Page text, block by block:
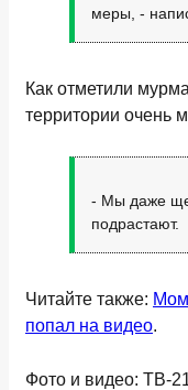
меры, -
Как отметили
территории очень
- Мы даже
подрастают.
Читайте также:
попал на видео.
Фото и видео: ТВ-